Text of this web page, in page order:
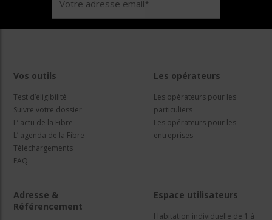
Vos outils
Test d’éligibilité
Suivre votre dossier
L’ actu de la Fibre
L’ agenda de la Fibre
Téléchargements
FAQ
Les opérateurs
Les opérateurs pour les
particuliers
Les opérateurs pour les
entreprises
Adresse &
Référencement
Espace utilisateurs
Habitation individuelle de 1 à